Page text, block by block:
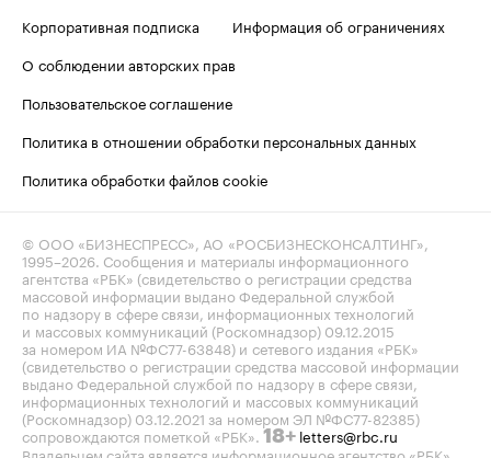
Корпоративная подписка
Информация об ограничениях
О соблюдении авторских прав
Пользовательское соглашение
Политика в отношении обработки персональных данных
Политика обработки файлов cookie
© ООО «БИЗНЕСПРЕСС», АО «РОСБИЗНЕСКОНСАЛТИНГ»,
1995–2026. Сообщения и материалы информационного
агентства «РБК» (свидетельство о регистрации средства
массовой информации выдано Федеральной службой
по надзору в сфере связи, информационных технологий
и массовых коммуникаций (Роскомнадзор) 09.12.2015
за номером ИА №ФС77-63848) и сетевого издания «РБК»
(свидетельство о регистрации средства массовой информации
выдано Федеральной службой по надзору в сфере связи,
информационных технологий и массовых коммуникаций
(Роскомнадзор) 03.12.2021 за номером ЭЛ №ФС77-82385)
сопровождаются пометкой «РБК». 18+ letters@rbc.ru